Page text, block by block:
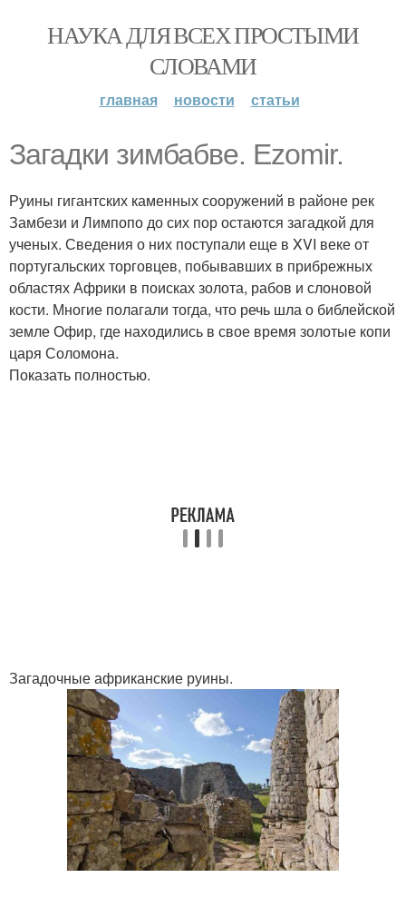
НАУКА ДЛЯ ВСЕХ ПРОСТЫМИ
СЛОВАМИ
главная новости статьи
Загадки зимбабве. Ezomir.
Руины гигантских каменных сооружений в районе рек
Замбези и Лимпопо до сих пор остаются загадкой для
ученых. Сведения о них поступали еще в XVI веке от
португальских торговцев, побывавших в прибрежных
областях Африки в поисках золота, рабов и слоновой
кости. Многие полагали тогда, что речь шла о библейской
земле Офир, где находились в свое время золотые копи
царя Соломона.
Показать полностью.
Загадочные африканские руины.